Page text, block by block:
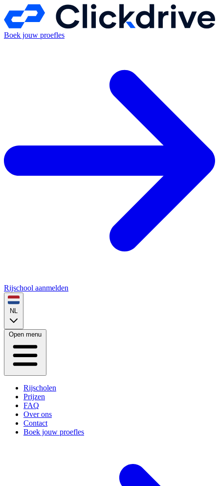
Boek jouw proefles
Rijschool aanmelden
NL
Open menu
Rijscholen
Prijzen
FAQ
Over ons
Contact
Boek jouw proefles